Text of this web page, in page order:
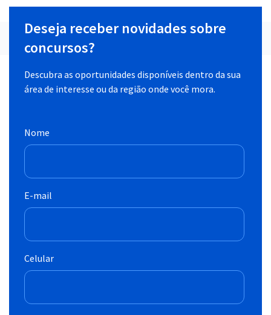
Deseja receber novidades sobre
concursos?
Descubra as oportunidades disponíveis dentro da sua
área de interesse ou da região onde você mora.
Nome
E-mail
Celular